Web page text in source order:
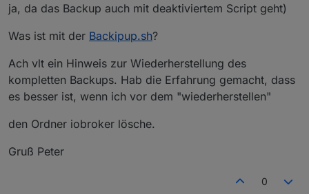
ja, da das Backup auch mit deaktiviertem Script geht)
Was ist mit der Backipup.sh?
Ach vlt ein Hinweis zur Wiederherstellung des
kompletten Backups. Hab die Erfahrung gemacht, dass
es besser ist, wenn ich vor dem "wiederherstellen"
den Ordner iobroker lösche.
Gruß Peter
0